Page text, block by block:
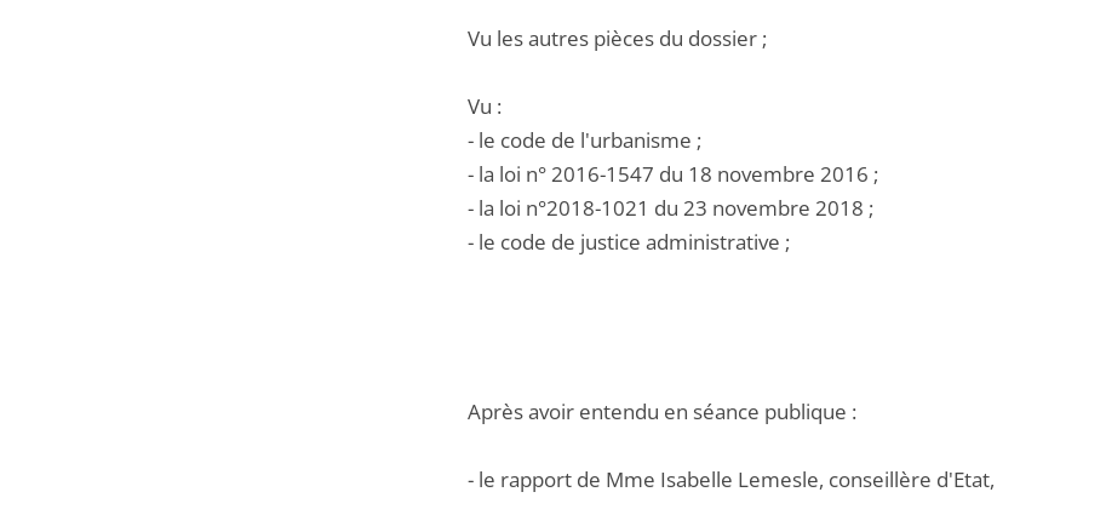
Vu les autres pièces du dossier ;
Vu :
- le code de l'urbanisme ;
- la loi n° 2016-1547 du 18 novembre 2016 ;
- la loi n°2018-1021 du 23 novembre 2018 ;
- le code de justice administrative ;
Après avoir entendu en séance publique :
- le rapport de Mme Isabelle Lemesle, conseillère d'Etat,